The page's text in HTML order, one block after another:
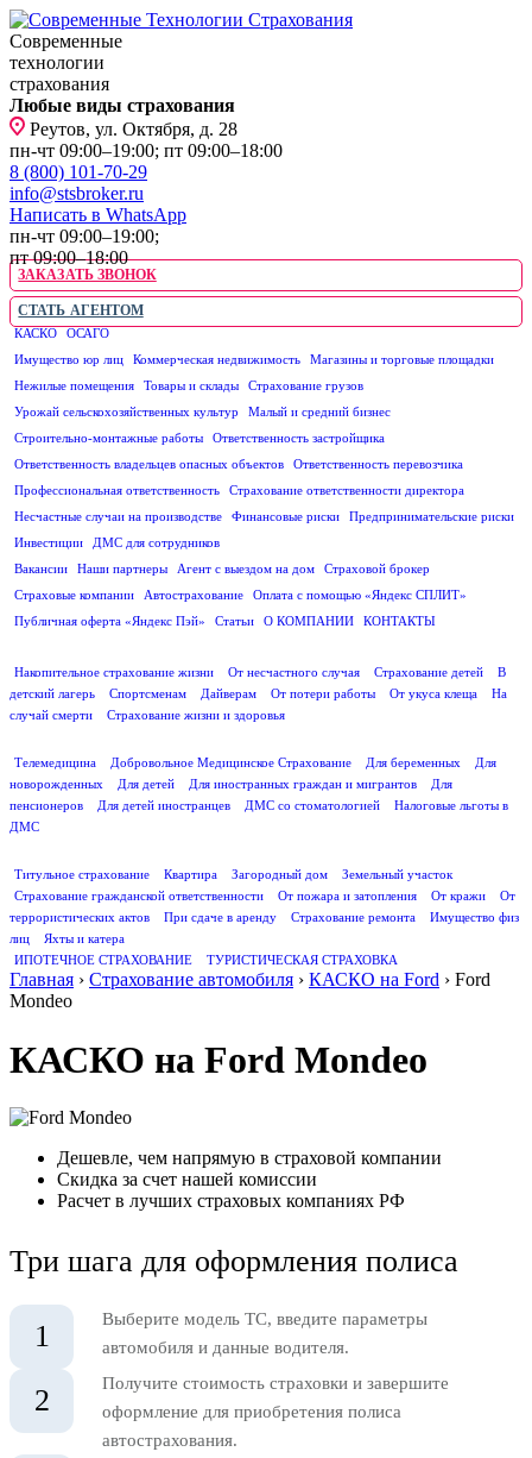
Современные
технологии
страхования
Любые виды страхования
Реутов, ул. Октября, д. 28
пн-чт 09:00–19:00; пт 09:00–18:00
8 (800) 101-70-29
info@stsbroker.ru
Написать в WhatsApp
пн-чт 09:00–19:00;
пт 09:00–18:00
ЗАКАЗАТЬ ЗВОНОК
СТАТЬ АГЕНТОМ
КАСКО ОСАГО
Имущество юр лиц
Коммерческая недвижимость
Магазины и торговые площадки
Нежилые помещения
Товары и склады
Страхование грузов
Урожай сельскохозяйственных культур
Малый и средний бизнес
Строительно-монтажные работы
Ответственность застройщика
Ответственность владельцев опасных объектов
Ответственность перевозчика
Профессиональная ответственность
Страхование ответственности директора
Несчастные случаи на производстве
Финансовые риски
Предпринимательские риски
Инвестиции
ДМС для сотрудников
Вакансии
Наши партнеры Агент с выездом на дом
Страховой брокер
Страховые компании
Автострахование
Оплата с помощью «Яндекс СПЛИТ»
Публичная оферта «Яндекс Пэй»
Статьи О КОМПАНИИ
КОНТАКТЫ
Накопительное страхование жизни
От несчастного случая Страхование детей
В
детский лагерь
Спортсменам Дайверам От потери работы От укуса клеща
На
случай смерти
Страхование жизни и здоровья
Телемедицина
Добровольное Медицинское Страхование Для беременных
Для
новорожденных
Для детей Для иностранных граждан и мигрантов
Для
пенсионеров
Для детей иностранцев ДМС со стоматологией
Налоговые льготы в
ДМС
Титульное страхование
Квартира Загородный дом
Земельный участок
Страхование гражданской ответственности
От пожара и затопления От кражи
От
террористических актов
При сдаче в аренду Страхование ремонта
Имущество физ
лиц
Яхты и катера
ИПОТЕЧНОЕ СТРАХОВАНИЕ
ТУРИСТИЧЕСКАЯ СТРАХОВКА
Главная › Страхование автомобиля › КАСКО на Ford › Ford
Mondeo
КАСКО на Ford Mondeo
Дешевле, чем напрямую в страховой компании
Скидка за счет нашей комиссии
Расчет в лучших страховых компаниях РФ
Три шага для оформления полиса
1
Выберите модель ТС, введите параметры
автомобиля и данные водителя.
2
Получите стоимость страховки и завершите
оформление для приобретения полиса
автострахования.